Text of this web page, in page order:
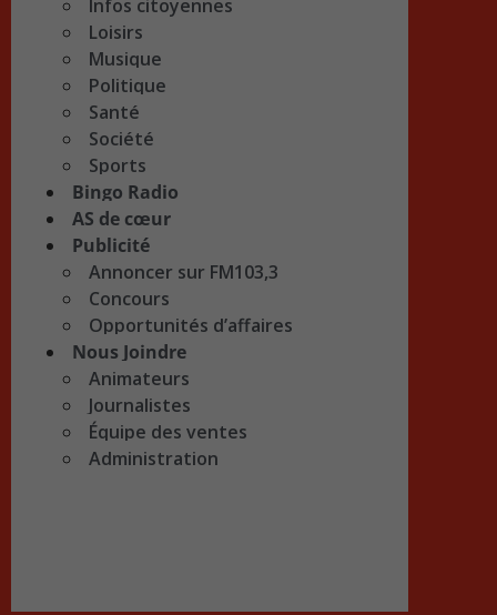
Infos citoyennes
Loisirs
Musique
Politique
Santé
Société
Sports
Bingo Radio
AS de cœur
Publicité
Annoncer sur FM103,3
Concours
Opportunités d’affaires
Nous Joindre
Animateurs
Journalistes
Équipe des ventes
Administration